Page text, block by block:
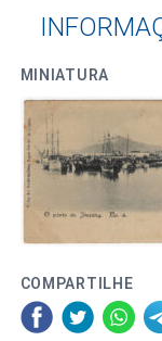
MINIATURA
COMPARTILHE